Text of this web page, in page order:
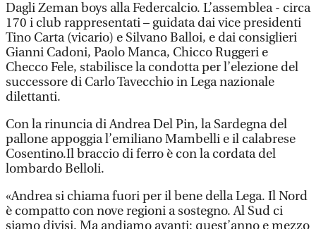
Dagli Zeman boys alla Federcalcio. L’assemblea - circa
170 i club rappresentati – guidata dai vice presidenti
Tino Carta (vicario) e Silvano Balloi, e dai consiglieri
Gianni Cadoni, Paolo Manca, Chicco Ruggeri e
Checco Fele, stabilisce la condotta per l’elezione del
successore di Carlo Tavecchio in Lega nazionale
dilettanti.
Con la rinuncia di Andrea Del Pin, la Sardegna del
pallone appoggia l’emiliano Mambelli e il calabrese
Cosentino.Il braccio di ferro è con la cordata del
lombardo Belloli.
«Andrea si chiama fuori per il bene della Lega. Il Nord
è compatto con nove regioni a sostegno. Al Sud ci
siamo divisi. Ma andiamo avanti: quest’anno e mezzo